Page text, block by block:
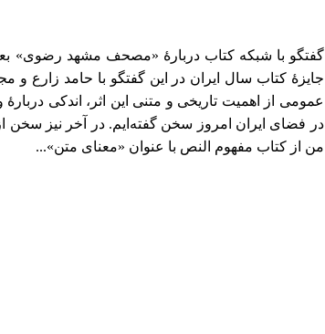
گفتگو با شبکه کتاب دربارۀ «مصحف مشهد رضوی»
جایزۀ کتاب سال ایران در این گفتگو با حامد زارع و
عمومی از اهمیت تاریخی و متنی این اثر، اندکی
در فضای ایران امروز سخن گفته‌ایم. در آخر نیز سخن
من از کتاب مفهوم النص با عنوان «معنای متن»...